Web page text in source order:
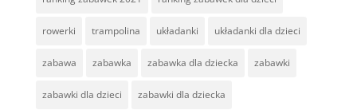
rowerki trampolina układanki układanki dla dzieci
zabawa zabawka zabawka dla dziecka zabawki
zabawki dla dzieci zabawki dla dziecka